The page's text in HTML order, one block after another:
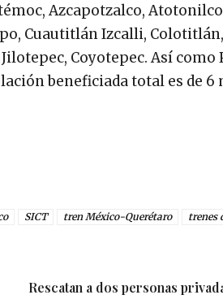
Azcapotzalco, Atotonilco
Cuautitlán Izcalli,
Coyotepec. Así como
beneficiada total es de
SICT tren México-Querétaro trenes
Rescatan a dos personas